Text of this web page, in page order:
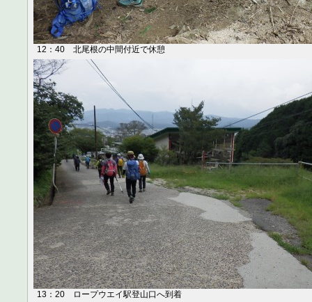
12：40 北尾根の中間付近で休憩
13：20 ロープウエイ駅登山口へ到着